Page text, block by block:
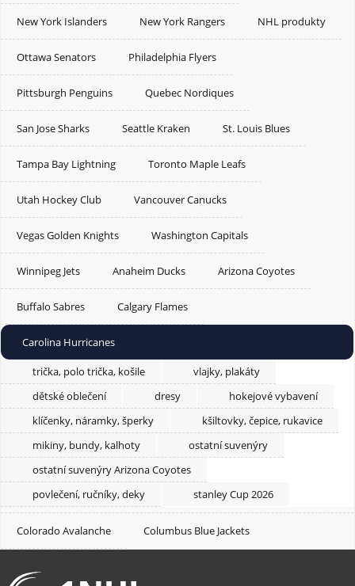
New York Islanders New York Rangers NHL produkty
Ottawa Senators Philadelphia Flyers
Pittsburgh Penguins Quebec Nordiques
San Jose Sharks Seattle Kraken St. Louis Blues
Tampa Bay Lightning Toronto Maple Leafs
Utah Hockey Club Vancouver Canucks
Vegas Golden Knights Washington Capitals
Winnipeg Jets Anaheim Ducks Arizona Coyotes
Buffalo Sabres Calgary Flames
Carolina Hurricanes
trička, polo trička, košile
vlajky, plakáty
dětské oblečení
dresy
hokejové vybavení
klíčenky, náramky, šperky
kšiltovky, čepice, rukavice
mikiny, bundy, kalhoty
ostatní suvenýry
ostatní suvenýry Arizona Coyotes
povlečení, ručníky, deky
stanley Cup 2026
Colorado Avalanche Columbus Blue Jackets